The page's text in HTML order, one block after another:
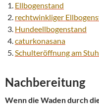
Ellbogenstand
rechtwinkliger
Hundeellbogenstand
caturkonasana
Schulteröffnung am
Nachbereitung
Wenn die Waden durch